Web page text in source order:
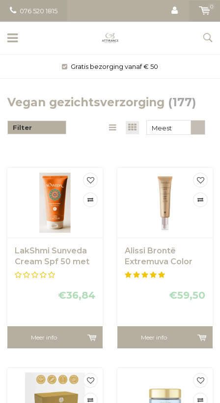
076 520 1815
0
Gratis bezorging vanaf € 50
Vegan gezichtsverzorging (177)
Filter
Meest
LakShmi Sunveda
Cream Spf 50 met
amandelolie
€36,84
Meer info
Alissi Brontë
Extremuva Color
Facial SPF50+ 90
€59,50
Meer info